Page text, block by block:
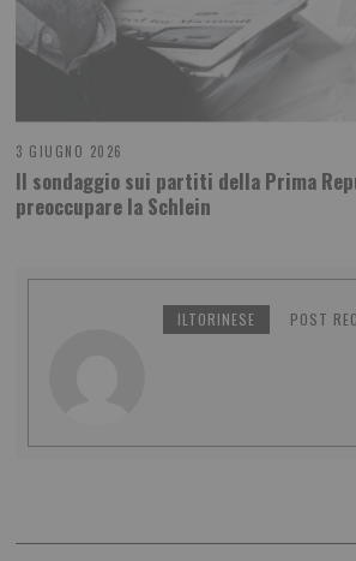
3 GIUGNO 2026
Il sondaggio sui partiti della Prima
preoccupare la Schlein
ILTORINESE POST